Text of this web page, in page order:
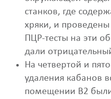
станков, где
хряки, и
ПЦР-тесты на эти
дали
На четвертой и
удаления кабанов
помещении B2